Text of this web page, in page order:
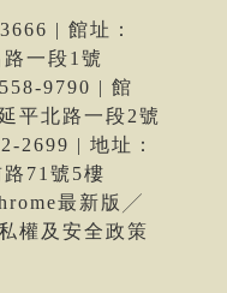
| 館址：
一段1號
9790 | 館
平北路一段2號
2699 | 地址：
71號5樓
最新版╱
權及安全政策